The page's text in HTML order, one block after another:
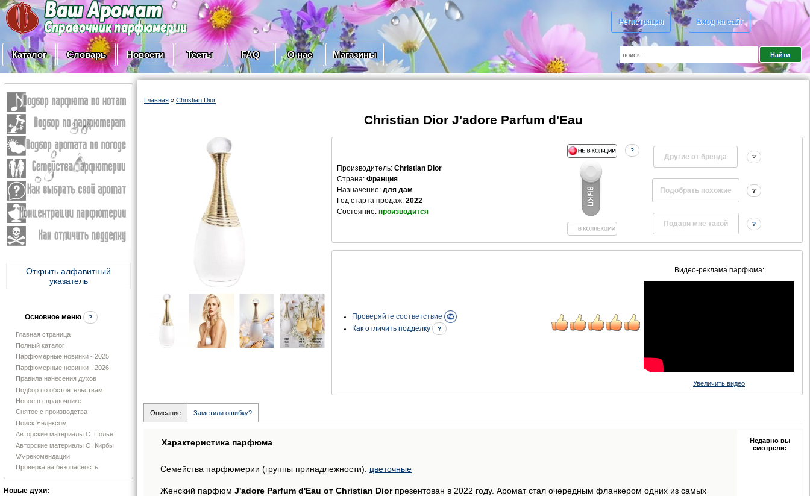
Регистрация Вход на сайт
Каталог Словарь Новости Тесты FAQ О нас Магазины
Открыть алфавитный
указатель
Основное меню ?
Главная страница
Полный каталог
Парфюмерные новинки - 2025
Парфюмерные новинки - 2026
Правила нанесения духов
Подбор по обстоятельствам
Новое в справочнике
Снятое с производства
Поиск Яндексом
Авторские материалы С. Полье
Авторские материалы О. Кирбы
VA-рекомендации
Проверка на безопасность
Новые духи:
Главная » Christian Dior
Christian Dior J'adore Parfum d'Eau
Производитель: Christian Dior
Страна: Франция
Назначение: для дам
Год старта продаж: 2022
Состояние: производится
?
Другие от бренда ?
?
?
Проверяйте соответствие
Как отличить подделку
?
Видео-реклама парфюма:
Увеличить видео
Описание Заметили ошибку?
Характеристика парфюма
Семейства парфюмерии (группы принадлежности): цветочные
Женский парфюм J'adore Parfum d'Eau от Christian Diorпрезентован в 2022 году. Аромат стал очередным фланкером одних из самых
Недавно вы
смотрели: